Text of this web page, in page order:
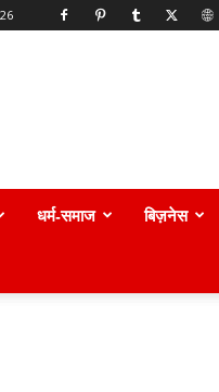
धर्म-समाज बिज़नेस